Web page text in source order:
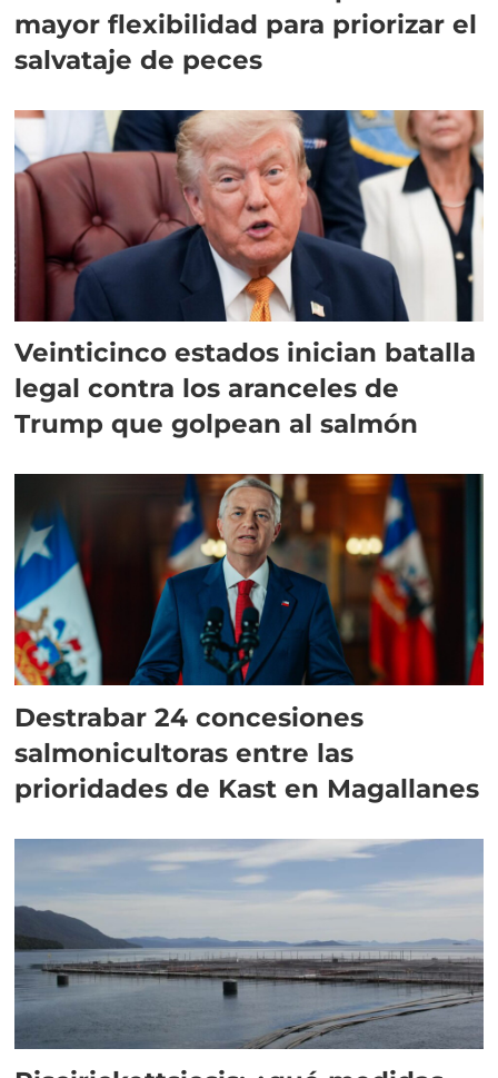
mayor flexibilidad para priorizar el
salvataje de peces
Veinticinco estados inician batalla
legal contra los aranceles de
Trump que golpean al salmón
Destrabar 24 concesiones
salmonicultoras entre las
prioridades de Kast en Magallanes